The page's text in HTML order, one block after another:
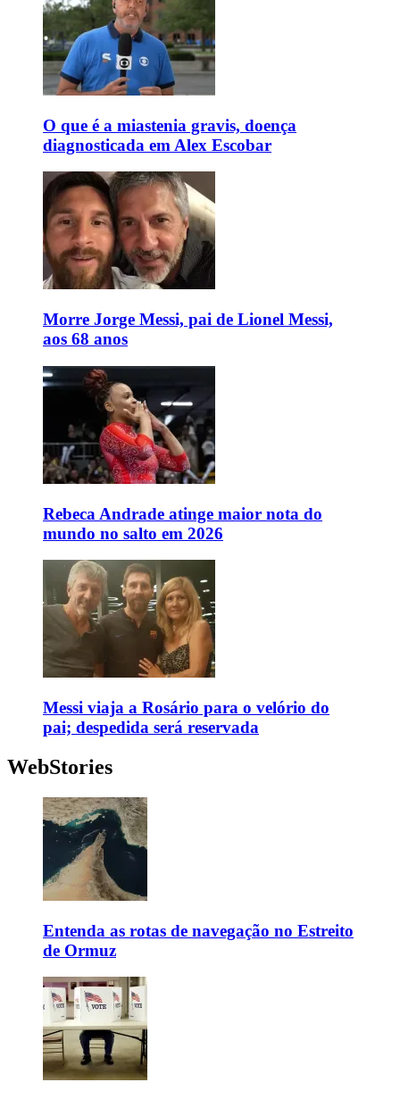
O que é a miastenia gravis, doença
diagnosticada em Alex Escobar
Morre Jorge Messi, pai de Lionel Messi,
aos 68 anos
Rebeca Andrade atinge maior nota do
mundo no salto em 2026
Messi viaja a Rosário para o velório do
pai; despedida será reservada
WebStories
Entenda as rotas de navegação no Estreito
de Ormuz